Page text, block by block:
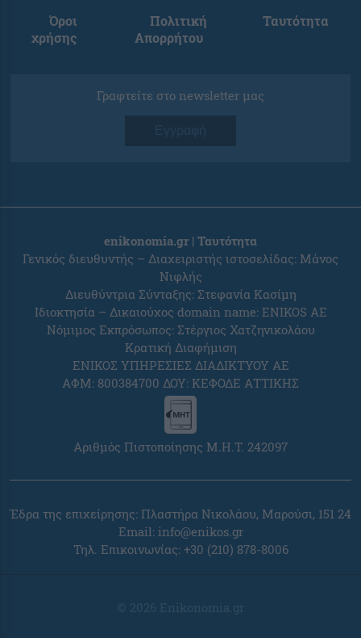
Όροι
χρήσης
Πολιτική
Απορρήτου
Ταυτότητα
Γραφτείτε στο newsletter μας
Εγγραφή
enikonomia.gr | Ταυτότητα
Γενικός διευθυντής – Διαχειριστής ιστοσελίδας: Μάνος
Νιφλής
Διευθύντρια Σύνταξης: Στεφανία Κασίμη
Ιδιοκτησία – Δικαιούχος domain name: ENIKOS AE
Νόμιμος Εκπρόσωπος: Στέργιος Χατζηνικολάου
Κρατική Διαφήμιση
ΕΝΙΚΟΣ ΥΠΗΡΕΣΙΕΣ ΔΙΑΔΙΚΤΥΟΥ ΑΕ
ΑΦΜ: 800384700 ΔΟΥ: ΚΕΦΟΔΕ ΑΤΤΙΚΗΣ
Αριθμός Πιστοποίησης Μ.Η.Τ. 242097
Έδρα της επιχείρησης: Πλαστήρα Νικολάου, Μαρούσι, 151 24
Email: info@enikos.gr
Τηλ. Επικοινωνίας: +30 (210) 878-8006